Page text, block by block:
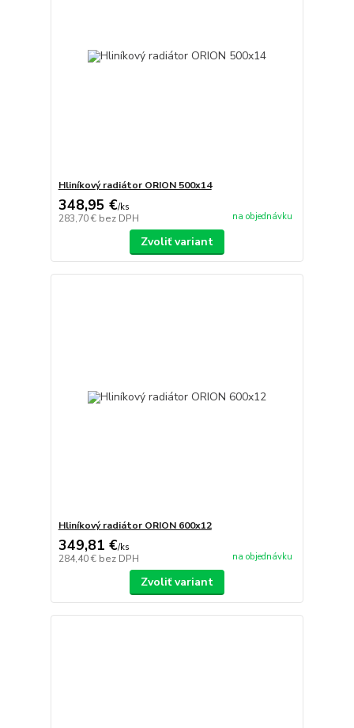
Hliníkový radiátor ORION 500x14
348,95 €/ks
283,70 € bez DPH na objednávku
Zvoliť variant
Hliníkový radiátor ORION 600x12
349,81 €/ks
284,40 € bez DPH na objednávku
Zvoliť variant